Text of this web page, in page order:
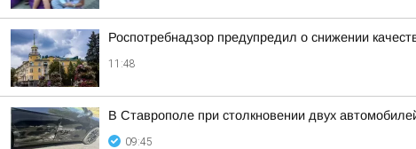
Роспотребнадзор предупредил о снижении
11:48
В Ставрополе при столкновении двух
09:45